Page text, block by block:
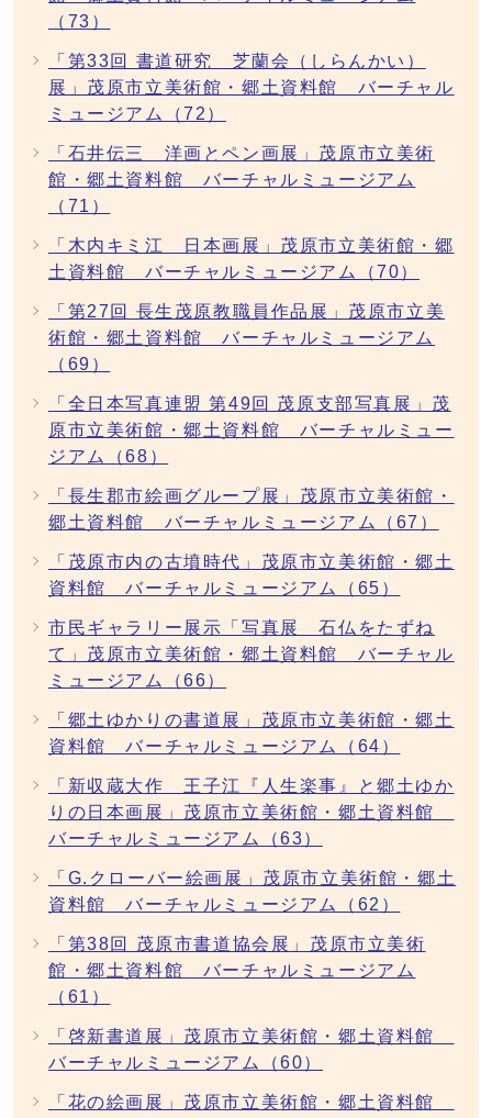
（73）
「第33回 書道研究 芝蘭会（しらんかい）
展」茂原市立美術館・郷土資料館 バーチャル
ミュージアム（72）
「石井伝三 洋画とペン画展」茂原市立美術
館・郷土資料館 バーチャルミュージアム
（71）
「木内キミ江 日本画展」茂原市立美術館・郷
土資料館 バーチャルミュージアム（70）
「第27回 長生茂原教職員作品展」茂原市立美
術館・郷土資料館 バーチャルミュージアム
（69）
「全日本写真連盟 第49回 茂原支部写真展」茂
原市立美術館・郷土資料館 バーチャルミュー
ジアム（68）
「長生郡市絵画グループ展」茂原市立美術館・
郷土資料館 バーチャルミュージアム（67）
「茂原市内の古墳時代」茂原市立美術館・郷土
資料館 バーチャルミュージアム（65）
市民ギャラリー展示「写真展 石仏をたずね
て」茂原市立美術館・郷土資料館 バーチャル
ミュージアム（66）
「郷土ゆかりの書道展」茂原市立美術館・郷土
資料館 バーチャルミュージアム（64）
「新収蔵大作 王子江『人生楽事』と郷土ゆか
りの日本画展」茂原市立美術館・郷土資料館
バーチャルミュージアム（63）
「G.クローバー絵画展」茂原市立美術館・郷土
資料館 バーチャルミュージアム（62）
「第38回 茂原市書道協会展」茂原市立美術
館・郷土資料館 バーチャルミュージアム
（61）
「啓新書道展」茂原市立美術館・郷土資料館
バーチャルミュージアム（60）
「花の絵画展」茂原市立美術館・郷土資料館